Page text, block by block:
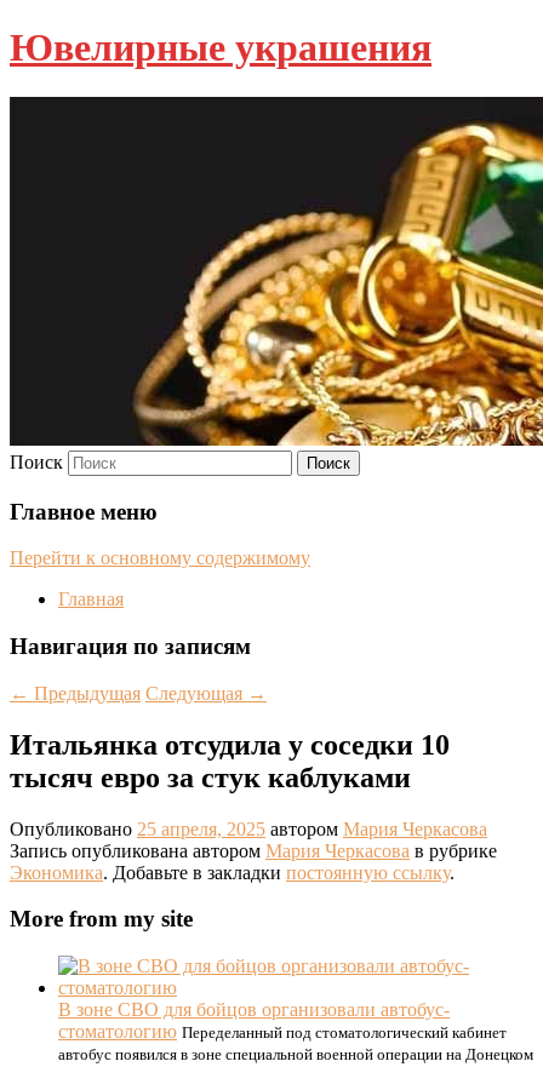
Ювелирные украшения
Поиск
Главное меню
Перейти к основному содержимому
Главная
Навигация по записям
← Предыдущая Следующая →
Итальянка отсудила у соседки 10
тысяч евро за стук каблуками
Опубликовано 25 апреля, 2025 автором Мария Черкасова
Запись опубликована автором Мария Черкасова в рубрике
Экономика. Добавьте в закладки постоянную ссылку.
More from my site
В зоне СВО для бойцов организовали автобус-
стоматологию Переделанный под стоматологический кабинет
автобус появился в зоне специальной военной операции на Донецком